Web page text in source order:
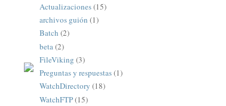
Actualizaciones(15)
archivos guión (1)
Batch (2)
beta(2)
FileViking (3)
Preguntas y respuestas(1)
WatchDirectory (18)
WatchFTP(15)